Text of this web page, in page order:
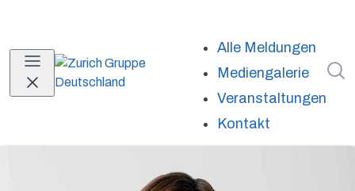
Alle Meldungen
Mediengalerie
Veranstaltungen
Kontakt